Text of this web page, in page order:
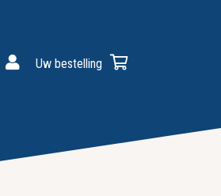
Uw bestelling